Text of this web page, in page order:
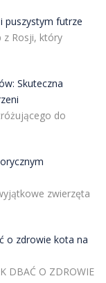
puszystym futrze
z Rosji, który
Skuteczna
do
zwierzęta
o zdrowie kota na
DBAĆ O ZDROWIE